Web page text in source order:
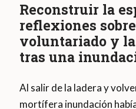
Reconstruir la
reflexiones
voluntariado y
tras una
Al salir de la ladera y
mortífera inundación